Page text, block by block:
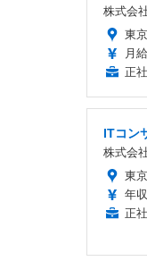
株式会
東
月
正
ITコン
株式会
東
年
正